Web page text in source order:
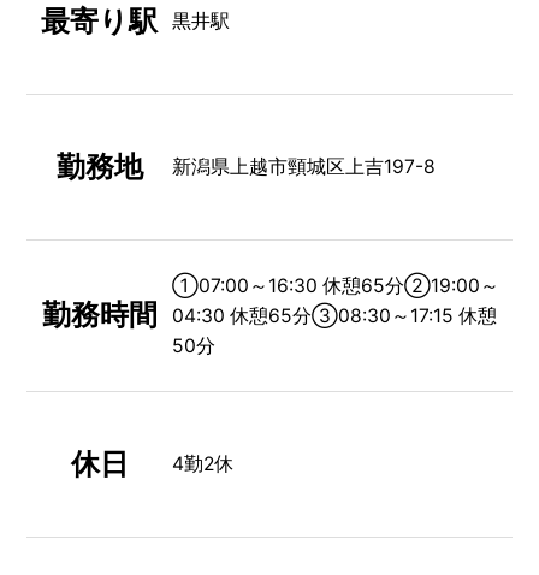
最寄り駅 黒井駅
勤務地 新潟県上越市頸城区上吉197-8
勤務時間
①07:00～16:30 休憩65分②19:00～
04:30 休憩65分③08:30～17:15 休憩
50分
休日 4勤2休